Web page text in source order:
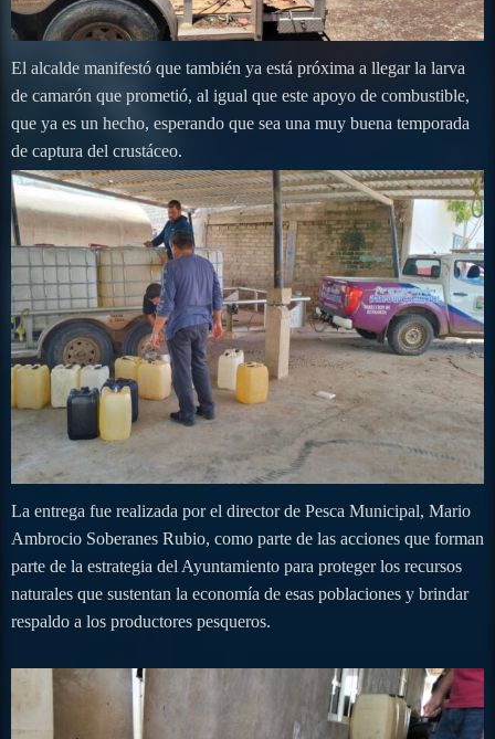
El alcalde manifestó que también ya está próxima a llegar la larva
de camarón que prometió, al igual que este apoyo de combustible,
que ya es un hecho, esperando que sea una muy buena temporada
de captura del crustáceo.
La entrega fue realizada por el director de Pesca Municipal, Mario
Ambrocio Soberanes Rubio, como parte de las acciones que forman
parte de la estrategia del Ayuntamiento para proteger los recursos
naturales que sustentan la economía de esas poblaciones y brindar
respaldo a los productores pesqueros.